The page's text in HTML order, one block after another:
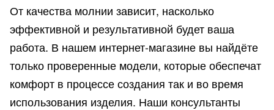
От качества молнии зависит, насколько
эффективной и результативной будет ваша
работа. В нашем интернет-магазине вы найдёте
только проверенные модели, которые обеспечат
комфорт в процессе создания так и во время
использования изделия. Наши консультанты